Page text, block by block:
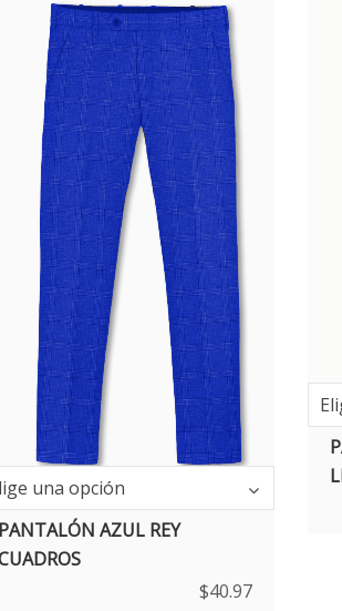
una opción
PANTALÓN AZUL REY
$40.97